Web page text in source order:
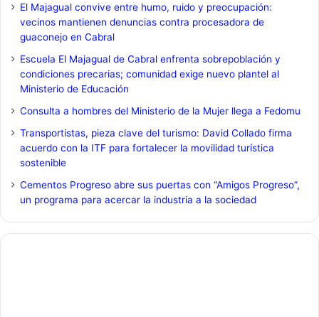
El Majagual convive entre humo, ruido y preocupación:
vecinos mantienen denuncias contra procesadora de
guaconejo en Cabral
Escuela El Majagual de Cabral enfrenta sobrepoblación y
condiciones precarias; comunidad exige nuevo plantel al
Ministerio de Educación
Consulta a hombres del Ministerio de la Mujer llega a Fedomu
Transportistas, pieza clave del turismo: David Collado firma
acuerdo con la ITF para fortalecer la movilidad turística
sostenible
Cementos Progreso abre sus puertas con “Amigos Progreso”,
un programa para acercar la industria a la sociedad